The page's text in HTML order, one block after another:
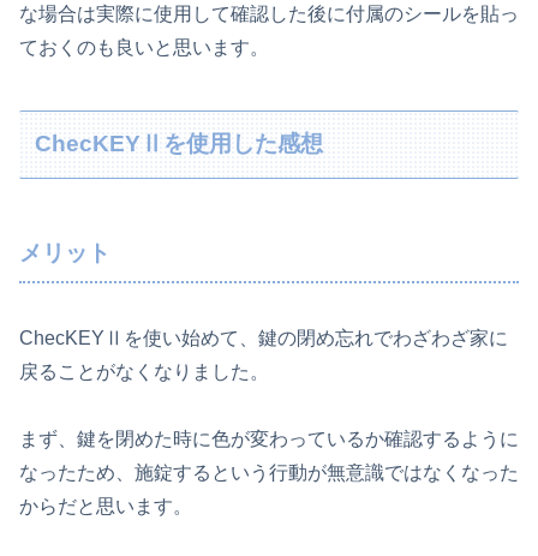
な場合は実際に使用して確認した後に付属のシールを貼っ
ておくのも良いと思います。
ChecKEYⅡを使用した感想
メリット
ChecKEYⅡを使い始めて、鍵の閉め忘れでわざわざ家に
戻ることがなくなりました。
まず、鍵を閉めた時に色が変わっているか確認するように
なったため、施錠するという行動が無意識ではなくなった
からだと思います。